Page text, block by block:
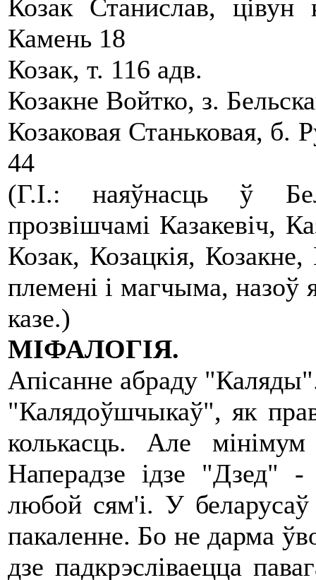
Козак Станислав,
Камень 18
Козак, т. 116 адв.
Козакне Войтко, з.
Козаковая Станьковая, б.
44
(Г.І.: наяўнасць ў
прозвішчамі Казакевіч,
Козак, Козацкія,
племені і магчыма, назоў
казе.)
МІФАЛОГІЯ.
Апісанне абраду
"Калядоўшчыкаў", як
колькасць. Але
Наперадзе ідзе "Дзед" -
любой сям'і. У беларусаў
пакаленне. Бо не дарма
дзе падкрэсліваецца